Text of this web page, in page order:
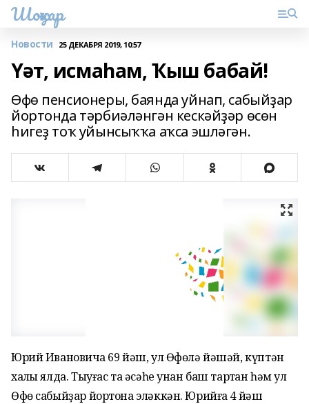
Шоңҡар
Новости 25 ДЕКАБРЯ 2019, 10:57
Үәт, исмаһам, Ҡыш бабай!
Өфө пенсионеры, баянда уйнап, сабыйҙар
йортонда тәрбиәләнгән кескәйҙәр өсөн
һигеҙ тоҡ уйынсыҡҡа аҡса эшләгән.
Юрий Ивановичҡа 69 йәш, ул Өфөлә йәшәй, күптән
хаҡлы ялда. Тыуғас та әсәһе унан баш тартҡан һәм ул
Өфө сабыйҙар йортона эләккән. Юрийға 4 йәш